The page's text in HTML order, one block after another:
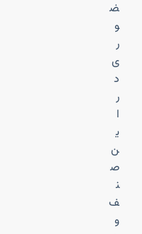
ض
و
ر
ی
د
ر
ا
ی
ن
ص
ن
ف
و